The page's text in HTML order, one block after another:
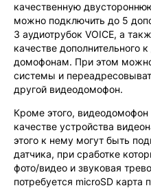
качественную
можно подключить до 5
3 аудиотрубок VOICE, а
качестве дополнительного
домофонам. При этом
системы и
другой видеодомофон.
Кроме этого,
качестве устройства
этого к нему могут быть
датчика, при сработке
фото/видео и звуковая
потребуется microSD